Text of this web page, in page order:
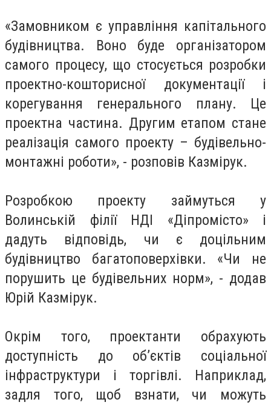
«Замовником є управління капітального
будівництва. Воно буде організатором
самого процесу, що стосується розробки
проектно-кошторисної документації і
корегування генерального плану. Це
проектна частина. Другим етапом стане
реалізація самого проекту – будівельно-
монтажні роботи», - розповів Казмірук.
Розробкою проекту займуться у
Волинській філії НДІ «Діпромісто» і
дадуть відповідь, чи є доцільним
будівництво багатоповерхівки. «Чи не
порушить це будівельних норм», - додав
Юрій Казмірук.
Окрім того, проектанти обрахують
доступність до об’єктів соціальної
інфраструктури і торгівлі. Наприклад,
задля того, щоб взнати, чи можуть